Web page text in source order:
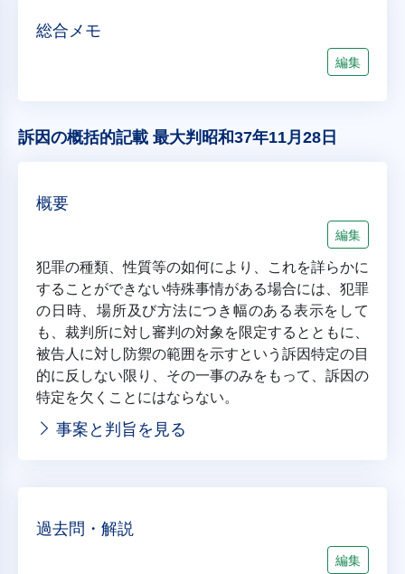
総合メモ
編集
訴因の概括的記載 最大判昭和37年11月28日
概要
編集
犯罪の種類、性質等の如何により、これを詳らかに
することができない特殊事情がある場合には、犯罪
の日時、場所及び方法につき幅のある表示をして
も、裁判所に対し審判の対象を限定するとともに、
被告人に対し防禦の範囲を示すという訴因特定の目
的に反しない限り、その一事のみをもって、訴因の
特定を欠くことにはならない。
事案と判旨を見る
過去問・解説
編集